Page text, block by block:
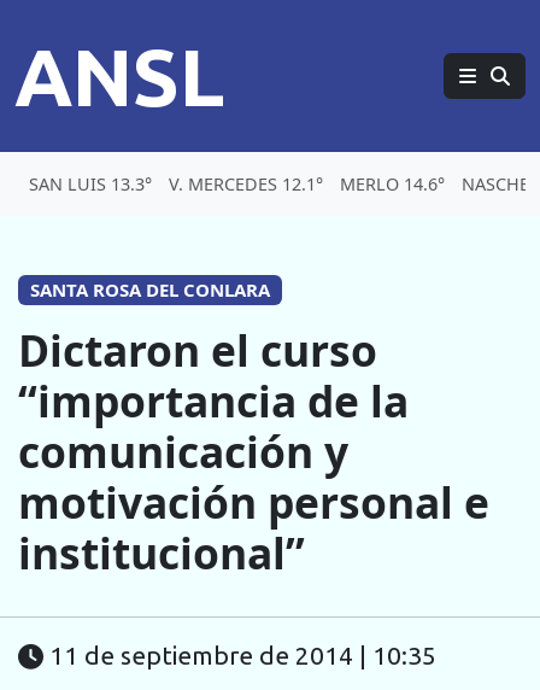
ANSL
SAN LUIS 13.3° V. MERCEDES 12.1° MERLO 14.6°
SANTA ROSA DEL CONLARA
Dictaron el curso
“importancia de la
comunicación y
motivación personal e
institucional”
11 de septiembre de 2014 | 10:35